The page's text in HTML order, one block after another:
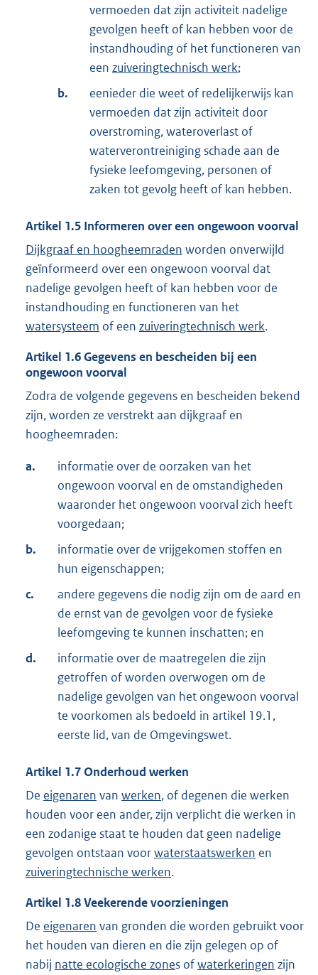
vermoeden dat zijn activiteit nadelige
gevolgen heeft of kan hebben voor de
instandhouding of het functioneren van
een zuiveringtechnisch werk;
b.
eenieder die weet of redelijkerwijs kan
vermoeden dat zijn activiteit door
overstroming, wateroverlast of
waterverontreiniging schade aan de
fysieke leefomgeving, personen of
zaken tot gevolg heeft of kan hebben.
Artikel 1.5 Informeren over een ongewoon voorval
Dijkgraaf en hoogheemraden worden onverwijld
geïnformeerd over een ongewoon voorval dat
nadelige gevolgen heeft of kan hebben voor de
instandhouding en functioneren van het
watersysteem of een zuiveringtechnisch werk.
Artikel 1.6Gegevens en bescheiden bij een
ongewoon voorval
Zodra de volgende gegevens en bescheiden bekend
zijn, worden ze verstrekt aan dijkgraaf en
hoogheemraden:
a.
informatie over de oorzaken van het
ongewoon voorval en de omstandigheden
waaronder het ongewoon voorval zich heeft
voorgedaan;
b.
informatie over de vrijgekomen stoffen en
hun eigenschappen;
c.
andere gegevens die nodig zijn om de aard en
de ernst van de gevolgen voor de fysieke
leefomgeving te kunnen inschatten; en
d.
informatie over de maatregelen die zijn
getroffen of worden overwogen om de
nadelige gevolgen van het ongewoon voorval
te voorkomen als bedoeld in artikel 19.1,
eerste lid, van de Omgevingswet.
Artikel 1.7Onderhoud werken
De eigenaren van werken, of degenen die werken
houden voor een ander, zijn verplicht die werken in
een zodanige staat te houden dat geen nadelige
gevolgen ontstaan voorwaterstaatswerken en
zuiveringtechnische werken.
Artikel 1.8Veekerende voorzieningen
De eigenaren van gronden die worden gebruikt voor
het houden van dieren en die zijn gelegen op of
nabij natte ecologische zones ofwaterkeringen zijn